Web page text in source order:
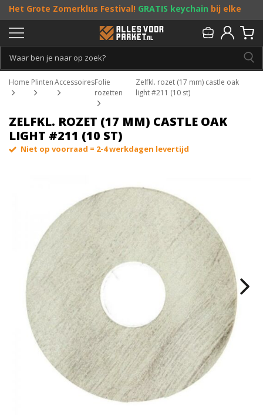
Het Grote Zomerklus Festival! GRATIS keychain bij elke
bestelling vanaf €25, entoffe acties! Doe je mee?
Persoonlijk & gratis advies:013 - 207 00 01
Home PlintenAccessoiresFolie
rozetten
Zelfkl. rozet (17 mm) castle oak
light #211 (10 st)
ZELFKL. ROZET (17 MM) CASTLE OAK
LIGHT #211 (10 ST)
Niet op voorraad = 2-4 werkdagen levertijd